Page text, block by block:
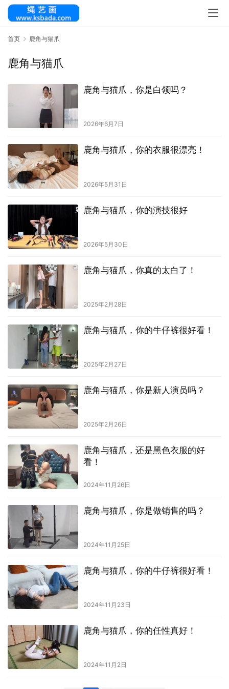
首页 鹿角与猫爪
鹿角与猫爪
鹿角与猫爪，你是白领吗？
2026年6月7日
鹿角与猫爪，你的衣服很漂亮！
2026年5月31日
鹿角与猫爪，你的演技很好
2026年5月30日
鹿角与猫爪，你真的太白了！
2025年2月28日
鹿角与猫爪，你的牛仔裤很好看！
2025年2月27日
鹿角与猫爪，你是新人演员吗？
2025年2月26日
鹿角与猫爪，还是黑色衣服的好
看！
2024年11月26日
鹿角与猫爪，你是做销售的吗？
2024年11月25日
鹿角与猫爪，你的牛仔裤很好看！
2024年11月23日
鹿角与猫爪，你的任性真好！
2024年11月2日